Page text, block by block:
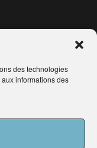
des technologies
informations des
ÉDITÉ PAR
ST HONORÉ